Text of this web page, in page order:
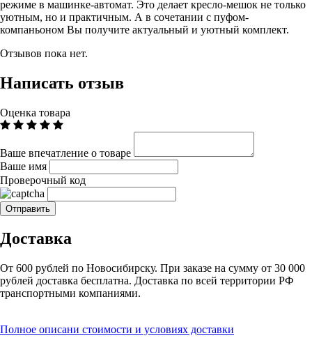
режиме в машинке-автомат. Это делает кресло-мешок не только
уютным, но и практичным. А в сочетании с пуфом-
компаньоном Вы получите актуальный и уютный комплект.
Отзывов пока нет.
Написать отзыв
Оценка товара
Ваше впечатление о товаре
Ваше имя
Проверочный код
Доставка
От 600 рублей по Новосибирску. При заказе на сумму от 30 000
рублей доставка бесплатна. Доставка по всей территории РФ
транспортными компаниями.
Полное описани стоимости и условиях доставки